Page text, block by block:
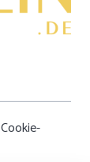
Cookie-